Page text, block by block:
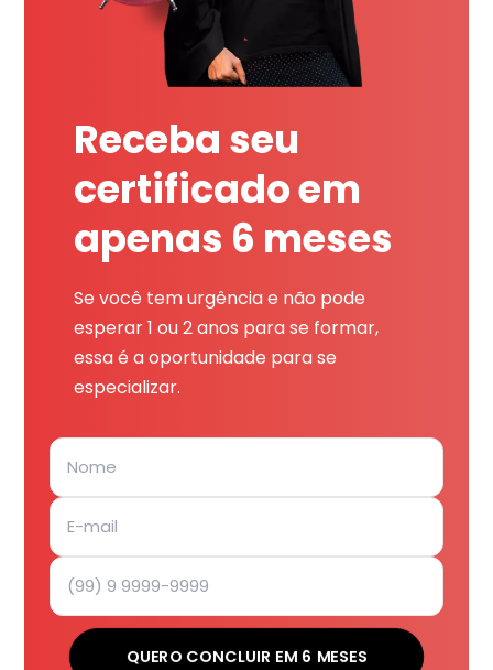
Receba seu
certificado em
apenas 6 meses
Se você tem urgência e não pode
esperar 1 ou 2 anos para se formar,
essa é a oportunidade para se
especializar.
QUERO CONCLUIR EM 6 MESES